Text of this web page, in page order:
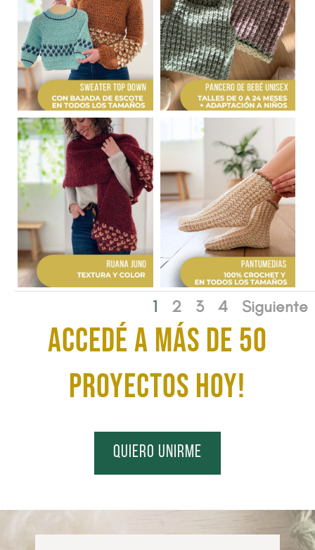
1 2 3 4 Siguiente
ACCEDÉ A MÁS DE 50
proyectos HOY!
quiero unirme